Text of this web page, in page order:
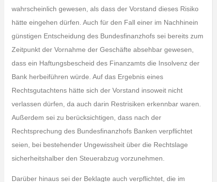
wahrscheinlich gewesen, als dass der Vorstand dieses Risiko
hätte eingehen dürfen. Auch für den Fall einer im Nachhinein
günstigen Entscheidung des Bundesfinanzhofs sei bereits zum
Zeitpunkt der Vornahme der Geschäfte absehbar gewesen,
dass ein Haftungsbescheid des Finanzamts die Insolvenz der
Bank herbeiführen würde. Auf das Ergebnis eines
Rechtsgutachtens hätte sich der Vorstand insoweit nicht
verlassen dürfen, da auch darin Restrisiken erkennbar waren.
Außerdem sei zu berücksichtigen, dass nach der
Rechtsprechung des Bundesfinanzhofs Banken verpflichtet
seien, bei bestehender Ungewissheit über die Rechtslage
sicherheitshalber den Steuerabzug vorzunehmen.
Darüber hinaus sei der Beklagte auch verpflichtet, die im